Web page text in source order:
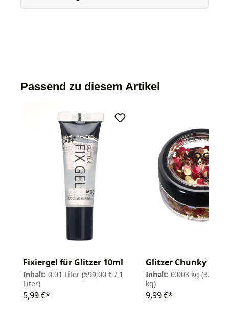
Passend zu diesem Artikel
Fixiergel für Glitzer 10ml
Inhalt: 0.01 Liter (599,00 € / 1
Liter)
5,99 €*
Glitzer Chunky
Inhalt: 0.003 kg
kg)
9,99 €*